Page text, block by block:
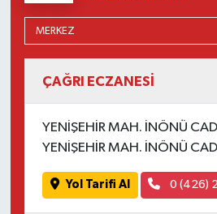
ÇAĞRI ECZANESİ
YENİŞEHİR MAH. İNÖNÜ
YENİŞEHİR MAH. İNÖNÜ
Yol Tarifi Al 0 (426)